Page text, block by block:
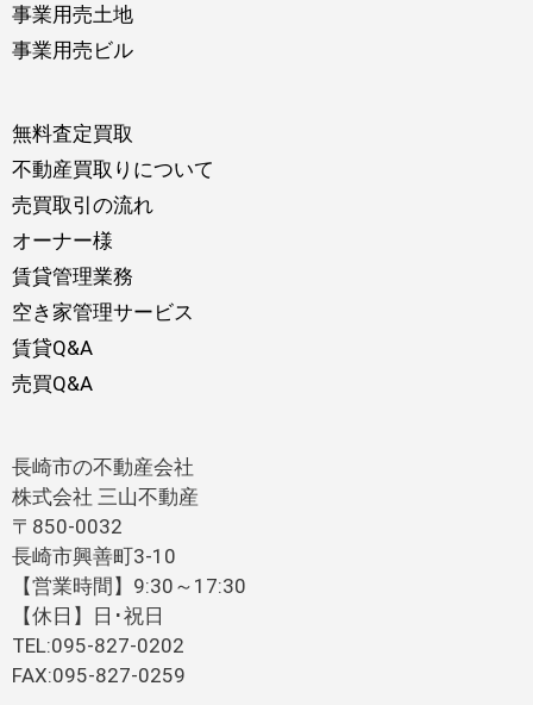
事業用売土地
事業用売ビル
無料査定買取
不動産買取りについて
売買取引の流れ
オーナー様
賃貸管理業務
空き家管理サービス
賃貸Q&A
売買Q&A
長崎市の不動産会社
株式会社 三山不動産
〒850-0032
長崎市興善町3-10
【営業時間】9:30～17:30
【休日】日･祝日
TEL:095-827-0202
FAX:095-827-0259